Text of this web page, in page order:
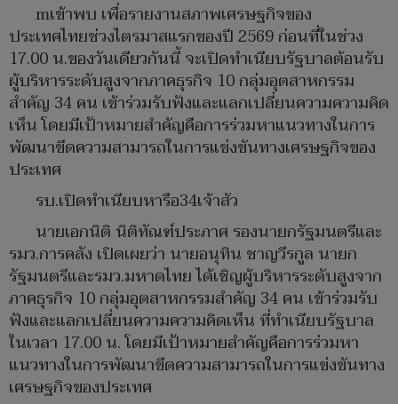
mเข้าพบ เพื่อรายงานสภาพเศรษฐกิจของ
ประเทศไทยช่วงไตรมาสแรกของปี 2569 ก่อนที่ในช่วง
17.00 น.ของวันเดียวกันนี้ จะเปิดทำเนียบรัฐบาลต้อนรับ
ผู้บริหารระดับสูงจากภาคธุรกิจ 10 กลุ่มอุตสาหกรรม
สำคัญ 34 คน เข้าร่วมรับฟังและแลกเปลี่ยนความความคิด
เห็น โดยมีเป้าหมายสำคัญคือการร่วมหาแนวทางในการ
พัฒนาขีดความสามารถในการแข่งขันทางเศรษฐกิจของ
ประเทศ
รบ.เปิดทำเนียบหารือ34เจ้าสัว
นายเอกนิติ นิติทัณฑ์ประภาศ รองนายกรัฐมนตรีและ
รมว.การคลัง เปิดเผยว่า นายอนุทิน ชาญวีรกูล นายก
รัฐมนตรีและรมว.มหาดไทย ได้เชิญผู้บริหารระดับสูงจาก
ภาคธุรกิจ 10 กลุ่มอุตสาหกรรมสำคัญ 34 คน เข้าร่วมรับ
ฟังและแลกเปลี่ยนความความคิดเห็น ที่ทำเนียบรัฐบาล
ในเวลา 17.00 น. โดยมีเป้าหมายสำคัญคือการร่วมหา
แนวทางในการพัฒนาขีดความสามารถในการแข่งขันทาง
เศรษฐกิจของประเทศ